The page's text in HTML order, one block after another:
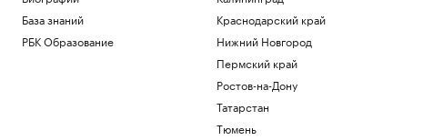
База знаний
РБК Образование
Краснодарский край
Нижний Новгород
Пермский край
Ростов-на-Дону
Татарстан
Тюмень